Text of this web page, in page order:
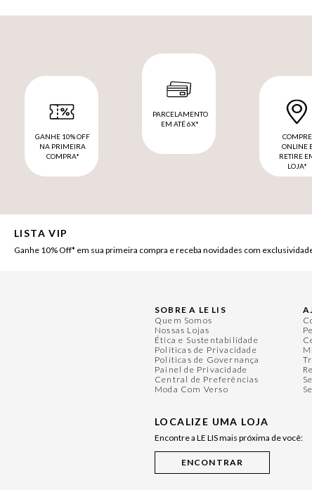
GANHE 10% OFF
NA PRIMEIRA
COMPRA*
PARCELAMENTO
EM ATÉ 6X*
COMPRE
ONLINE
RETIRE
LOJA*
LISTA VIP
Ganhe 10% Off* em sua primeira compra e receba novidades com
SOBRE A LE LIS
Quem Somos
Nossas Lojas
Ética e Sustentabilidade
Políticas de Privacidade
Políticas de Governança
Painel de Privacidade
Central de Preferências
Moda Com Verso
LOCALIZE UMA LOJA
Encontre a LE LIS mais próxima de você: